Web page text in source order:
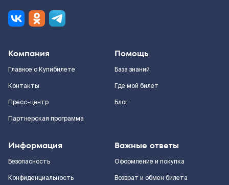
Компания
Главное о Купибилете
Контакты
Пресс-центр
Партнерская программа
Помощь
База знаний
Где мой билет
Блог
Информация
Безопасность
Конфиденциальность
Важные ответы
Оформление и покупка
Возврат и обмен билета